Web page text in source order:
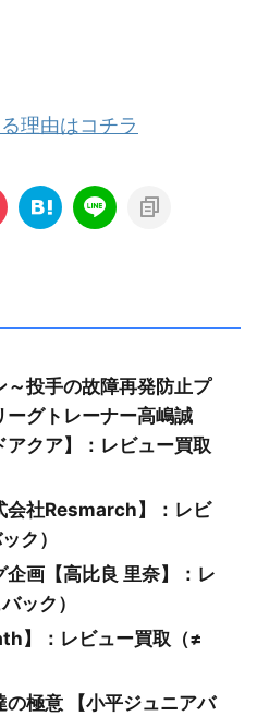
理由はコチラ
投手の故障再発防止プ
ーグトレーナー高嶋誠
クア】：レビュー買取
会社Resmarch】：レビ
ク）
画【高比良 里奈】：レ
ック）
】：レビュー買取（≠
極意 【小平ジュニアバ